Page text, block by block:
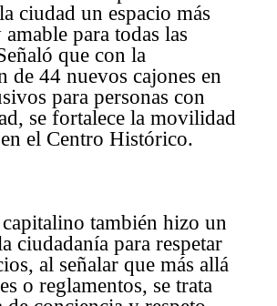
ciudad un espacio más
para todas las
que con la
de 44 nuevos cajones en
para personas con
se fortalece la movilidad
el Centro Histórico.
también hizo un
ciudadanía para respetar
al señalar que más allá
o reglamentos, se trata